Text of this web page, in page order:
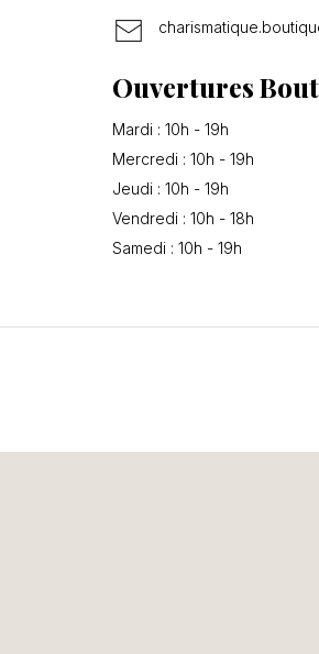
Ouvertures
Mardi : 10h - 19h
Mercredi : 10h - 19h
Jeudi : 10h - 19h
Vendredi : 10h - 18h
Samedi : 10h - 19h